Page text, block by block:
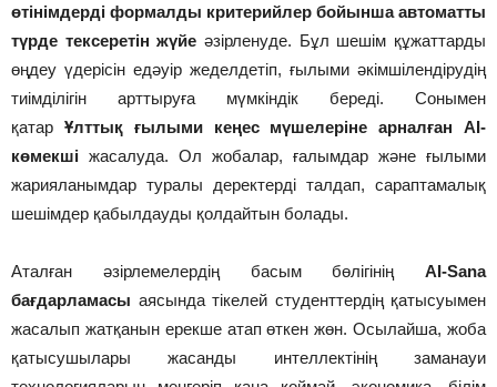
өтінімдерді формалды критерийлер бойынша автоматты
түрде тексеретін жүйе әзірленуде. Бұл шешім құжаттарды
өңдеу үдерісін едәуір жеделдетіп, ғылыми әкімшілендірудің
тиімділігін арттыруға мүмкіндік береді. Сонымен
қатар Ұлттық ғылыми кеңес мүшелеріне арналған AI-
көмекші жасалуда. Ол жобалар, ғалымдар және ғылыми
жарияланымдар туралы деректерді талдап, сараптамалық
шешімдер қабылдауды қолдайтын болады.
Аталған әзірлемелердің басым бөлігінің AI-Sana
бағдарламасы аясында тікелей студенттердің қатысуымен
жасалып жатқанын ерекше атап өткен жөн. Осылайша, жоба
қатысушылары жасанды интеллектінің заманауи